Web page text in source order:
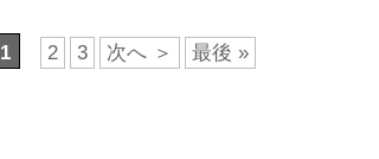
1 2 3 次へ ＞ 最後 »